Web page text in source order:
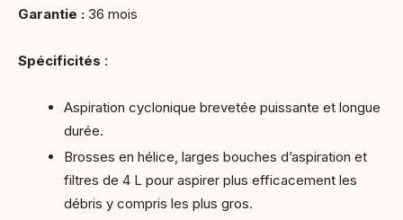
Garantie : 36 mois
Spécificités :
Aspiration cyclonique brevetée puissante et longue
durée.
Brosses en hélice, larges bouches d’aspiration et
filtres de 4 L pour aspirer plus efficacement les
débris y compris les plus gros.